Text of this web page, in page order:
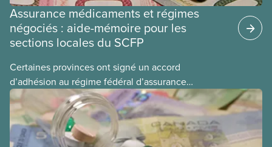
Assurance médicaments et régimes
négociés : aide-mémoire pour les
sections locales du SCFP
Certaines provinces ont signé un accord
d’adhésion au régime fédéral d’assurance
médicaments. Les sections locales du SCFP dans
ces provinces s’interrogent sur l’incidence que ce
régime pourrait avoir sur leurs avantages
sociaux actuels.